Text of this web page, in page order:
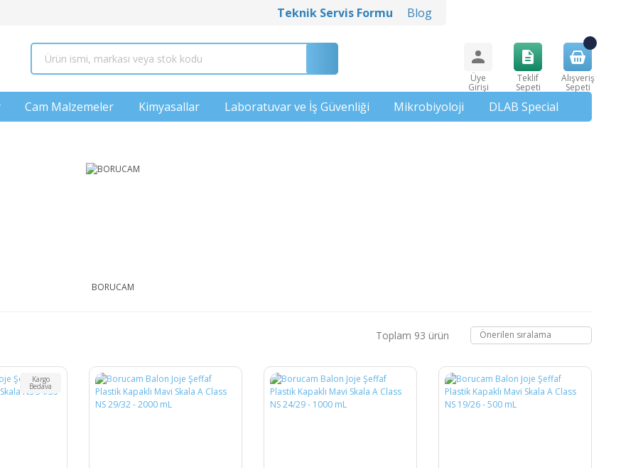
Teknik Servis Formu Blog
Üye
Girişi
Teklif
Sepeti
Alışveriş
Sepeti
Cam Malzemeler Kimyasallar Laboratuvar ve İş Güvenliği Mikrobiyoloji DLAB Special
BORUCAM
Toplam 93 ürün
Kargo
Bedava